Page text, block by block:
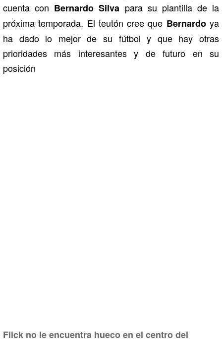
cuenta con Bernardo Silva para su plantilla de la
próxima temporada. El teutón cree que Bernardoya
ha dado lo mejor de su fútbol y que hay otras
prioridades más interesantes y de futuro en su
posición
Flick no le encuentra hueco en el centro del